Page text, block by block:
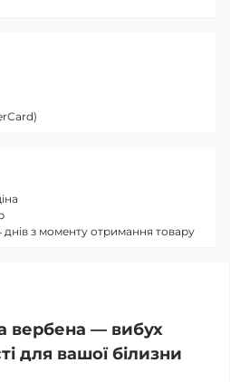
вербена — вибух
для вашої білизни
з моменту отримання товару